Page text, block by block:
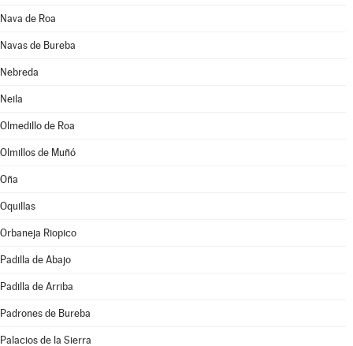
Nava de Roa
Navas de Bureba
Nebreda
Neila
Olmedillo de Roa
Olmillos de Muñó
Oña
Oquillas
Orbaneja Riopico
Padilla de Abajo
Padilla de Arriba
Padrones de Bureba
Palacios de la Sierra